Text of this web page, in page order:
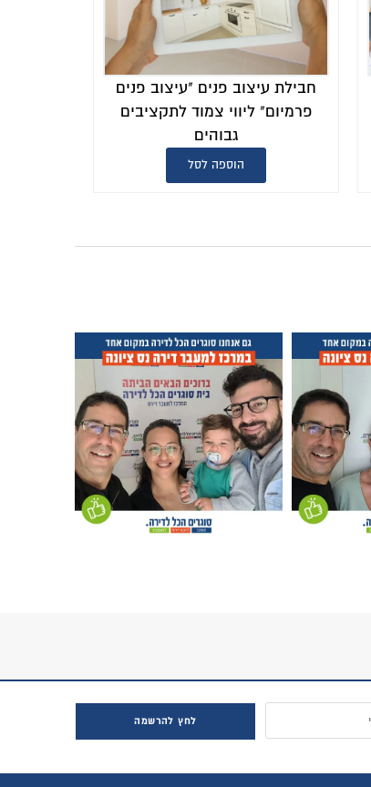
חבילת עיצוב פנים "עיצוב פנים
פרמיום" ליווי צמוד לתקציבים
גבוהים
הוספה לסל
לחץ להרשמה